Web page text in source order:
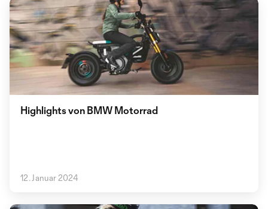
Highlights von BMW Motorrad
12. Januar 2024